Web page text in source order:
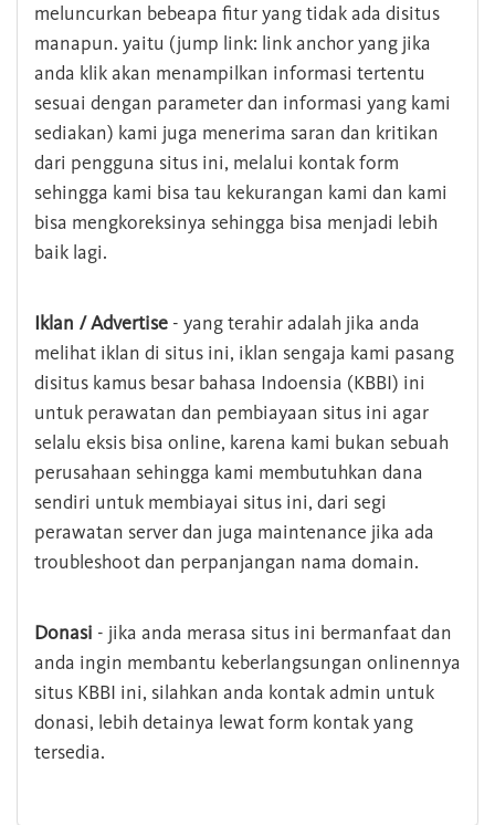
meluncurkan bebeapa fitur yang tidak ada disitus
manapun. yaitu (jump link: link anchor yang jika
anda klik akan menampilkan informasi tertentu
sesuai dengan parameter dan informasi yang kami
sediakan) kami juga menerima saran dan kritikan
dari pengguna situs ini, melalui kontak form
sehingga kami bisa tau kekurangan kami dan kami
bisa mengkoreksinya sehingga bisa menjadi lebih
baik lagi.
Iklan / Advertise - yang terahir adalah jika anda
melihat iklan di situs ini, iklan sengaja kami pasang
disitus kamus besar bahasa Indoensia (KBBI) ini
untuk perawatan dan pembiayaan situs ini agar
selalu eksis bisa online, karena kami bukan sebuah
perusahaan sehingga kami membutuhkan dana
sendiri untuk membiayai situs ini, dari segi
perawatan server dan juga maintenance jika ada
troubleshoot dan perpanjangan nama domain.
Donasi - jika anda merasa situs ini bermanfaat dan
anda ingin membantu keberlangsungan onlinennya
situs KBBI ini, silahkan anda kontak admin untuk
donasi, lebih detainya lewat form kontak yang
tersedia.